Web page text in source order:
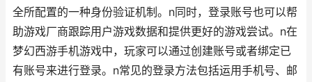
全所配置的一种身份验证机制。n同时，登录账号也可以帮
助游戏厂商跟踪用户游戏数据和提供更好的游戏尝试。n在
梦幻西游手机游戏中，玩家可以通过创建账号或者绑定已
有账号来进行登录。n常见的登录方法包括运用手机号、邮